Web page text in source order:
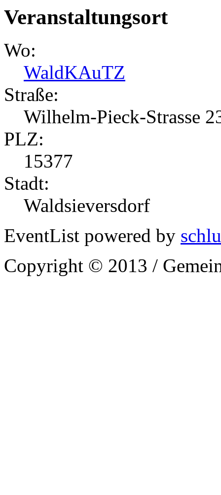
Veranstaltungsort
Wo:
WaldKAuTZ
Straße:
Wilhelm-Pieck-Strasse
PLZ:
15377
Stadt:
Waldsieversdorf
EventList powered by
Copyright © 2013 /